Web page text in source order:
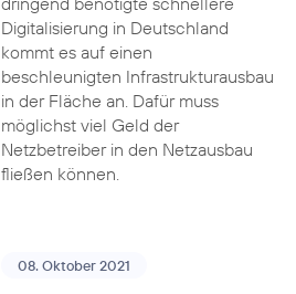
Digitalisierung in Deutschland
kommt es auf einen
beschleunigten Infrastrukturausbau
in der Fläche an. Dafür muss
möglichst viel Geld der
Netzbetreiber in den Netzausbau
fließen können.
08. Oktober 2021